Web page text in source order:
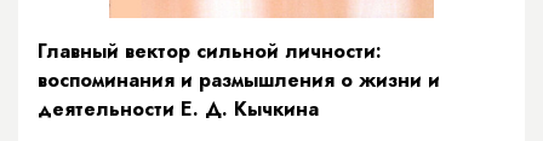
Главный вектор сильной личности:
воспоминания и размышления о жизни и
деятельности Е. Д. Кычкина